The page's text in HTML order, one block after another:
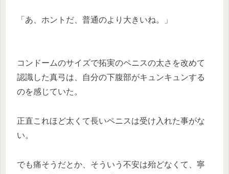
「あ、ホントだ、普通のより大きいね。」
コンドームのサイズで拓実のペニスの太さを改めて
認識した真弓は、自分の下腹部がキュンキュンする
のを感じていた。
正直これほど太くて長いペニスは受け入れた事がな
い。
でも痛そうだとか、そういう不安は殆どなくて、寧